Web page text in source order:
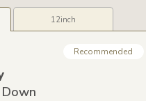
12inch
Recommended